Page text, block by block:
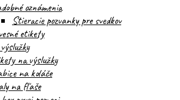
oznámenia
Stieracie pozvanky pre svedkov
etikety
na výslužky
na koláče
na fľaše